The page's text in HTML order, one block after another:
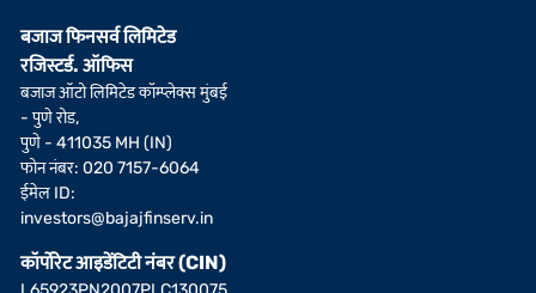
बजाज फिनसर्व लिमिटेड
रजिस्टर्ड. ऑफिस
बजाज ऑटो लिमिटेड कॉम्प्लेक्स मुंबई
- पुणे रोड,
पुणे - 411035 MH (IN)
फोन नंबर: 020 7157-6064
ईमेल ID:
investors@bajajfinserv.in
कॉर्पोरेट आइडेंटिटी नंबर (CIN)